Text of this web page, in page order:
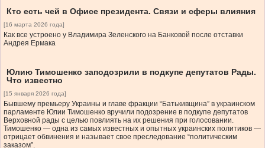
Кто есть чей в Офисе президента. Связи и сферы влияния
[16 марта 2026 года]
Как все устроено у Владимира Зеленского на Банковой после отставки
Андрея Ермака
Юлию Тимошенко заподозрили в подкупе депутатов Рады.
Что известно
[15 января 2026 года]
Бывшему премьеру Украины и главе фракции “Батькивщина” в украинском
парламенте Юлии Тимошенко вручили подозрение в подкупе депутатов
Верховной рады с целью повлиять на их решения при голосовании.
Тимошенко — одна из самых известных и опытных украинских политиков —
отрицает обвинения и называет свое преследование “политическим
заказом”.